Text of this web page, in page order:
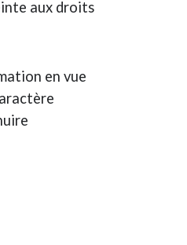
aux droits
en vue